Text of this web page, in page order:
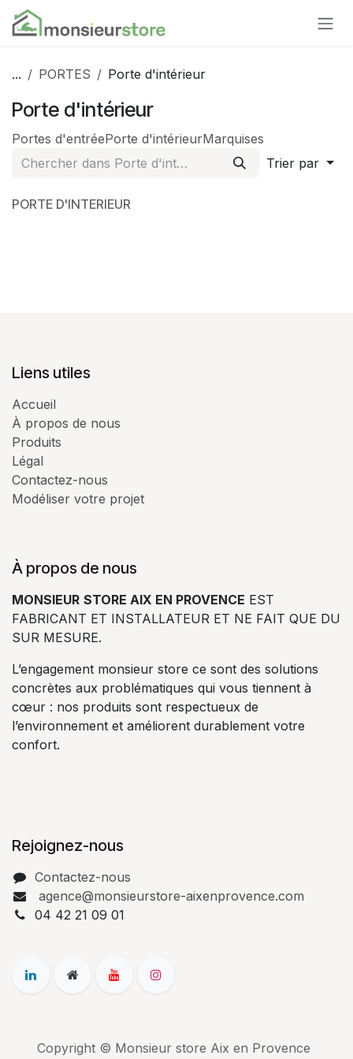
Se rendre au contenu
... PORTES Porte d'intérieur
Porte d'intérieur
Portes d'entréePorte d'intérieurMarquises
Trier par
PORTE D'INTERIEUR
Liens utiles
Accueil
À propos de nous
Produits
Légal
Contactez-nous
Modéliser votre projet
À propos de nous
MONSIEUR STORE AIX EN PROVENCE EST
FABRICANT ET INSTALLATEUR ET NE FAIT QUE DU
SUR MESURE.
L’engagement monsieur store ce sont des solutions
concrètes aux problématiques qui vous tiennent à
cœur : nos produits sont respectueux de
l’environnement et améliorent durablement votre
confort.
Rejoignez-nous
Contactez-nous
agence@monsieurstore-aixenprovence.com
04 42 21 09 01
Copyright © Monsieur store Aix en Provence